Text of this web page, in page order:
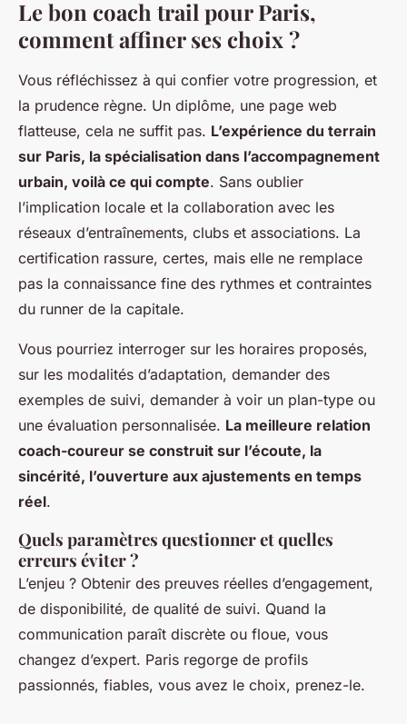
Le bon coach trail pour Paris,
comment affiner ses choix ?
Vous réfléchissez à qui confier votre progression, et
la prudence règne. Un diplôme, une page web
flatteuse, cela ne suffit pas. L’expérience du terrain
sur Paris, la spécialisation dans l’accompagnement
urbain, voilà ce qui compte. Sans oublier
l’implication locale et la collaboration avec les
réseaux d’entraînements, clubs et associations. La
certification rassure, certes, mais elle ne remplace
pas la connaissance fine des rythmes et contraintes
du runner de la capitale.
Vous pourriez interroger sur les horaires proposés,
sur les modalités d’adaptation, demander des
exemples de suivi, demander à voir un plan-type ou
une évaluation personnalisée. La meilleure relation
coach-coureur se construit sur l’écoute, la
sincérité, l’ouverture aux ajustements en temps
réel.
Quels paramètres questionner et quelles
erreurs éviter ?
L’enjeu ? Obtenir des preuves réelles d’engagement,
de disponibilité, de qualité de suivi. Quand la
communication paraît discrète ou floue, vous
changez d’expert. Paris regorge de profils
passionnés, fiables, vous avez le choix, prenez-le.